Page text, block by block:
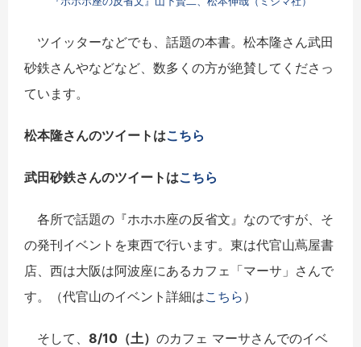
ツイッターなどでも、話題の本書。松本隆さん武田
砂鉄さんやなどなど、数多くの方が絶賛してくださっ
ています。
松本隆さんのツイートはこちら
武田砂鉄さんのツイートはこちら
各所で話題の『ホホホ座の反省文』なのですが、そ
の発刊イベントを東西で行います。東は代官山蔦屋書
店、西は大阪は阿波座にあるカフェ「マーサ」さんで
す。（代官山のイベント詳細はこちら ）
そして、 8/10（土） のカフェ マーサさんでのイベ